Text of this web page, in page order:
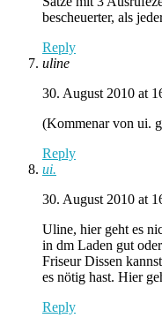
bescheuerter, als
Reply
uline
30. August 2010 at
(Kommenar von ui.
Reply
ui.
30. August 2010 at
Uline, hier geht es
in dm Laden gut
Friseur Dissen
es nötig hast. Hier
Reply